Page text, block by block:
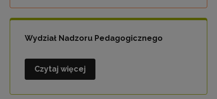
Specjalistyczne
Centra
Edukacji
Wydział Nadzoru Pedagogicznego
Wydział
Pedagogicznego
Czytaj więcej